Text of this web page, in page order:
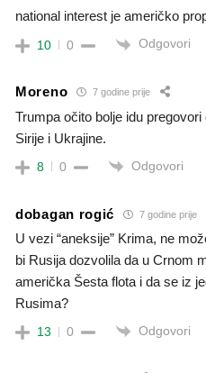
national interest je američko
10 0 Odgovori
Moreno 7 godine prije
Trumpa očito bolje idu
Sirije i Ukrajine.
8 0 Odgovori
dobagan rogić 7 godine prije
U vezi “aneksije” Krima, ne
bi Rusija dozvolila da u Crnom
američka Šesta flota i da se iz
Rusima?
13 0 Odgovori